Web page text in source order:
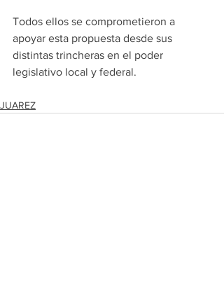
Todos ellos se comprometieron a
apoyar esta propuesta desde sus
distintas trincheras en el poder
legislativo local y federal.
JUAREZ